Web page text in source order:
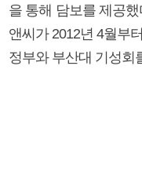
을 통해 담보를 제공
앤씨가 2012년 4월부
정부와 부산대 기성회